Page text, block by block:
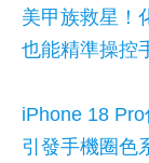
美甲族救星！
也能精準操控
iPhone 18
引發手機圈色